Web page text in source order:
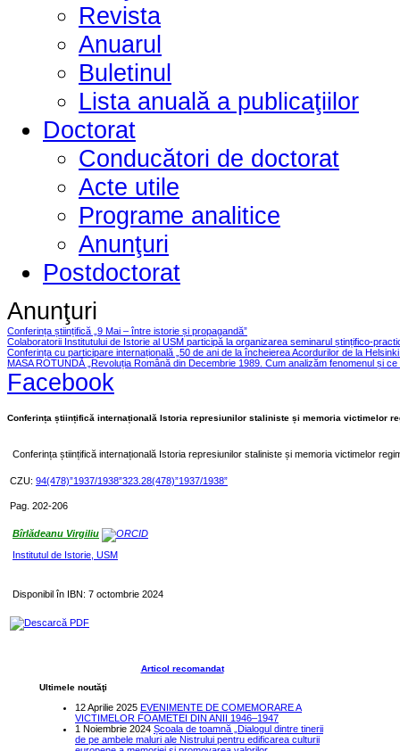
Revista
Anuarul
Buletinul
Lista anuală a publicaţiilor
Doctorat
Conducători de doctorat
Acte utile
Programe analitice
Anunţuri
Postdoctorat
Anunţuri
Conferința științifică „9 Mai – între istorie și propagandă”
Colaboratorii Institutului de Istorie al USM participă la organizarea seminarul ștințifico-
Conferința cu participare internațională „50 de ani de la încheierea Acordurilor de la
MASA ROTUNDĂ „Revoluția Română din Decembrie 1989. Cum analizăm fenomenul și ce
Facebook
Conferința științifică internațională Istoria represiunilor staliniste și memoria victimelor
Conferința științifică internațională Istoria represiunilor staliniste și memoria victimelor
CZU: 94(478)”1937/1938”323.28(478)”1937/1938”
Pag. 202-206
Bîrlădeanu Virgiliu
Institutul de Istorie, USM
Disponibil în IBN: 7 octombrie 2024
Descarcă PDF
Articol recomandat
Ultimele noutăţi
12 Aprilie 2025 EVENIMENTE DE COMEMORARE A
VICTIMELOR FOAMETEI DIN ANII 1946–1947
1 Noiembrie 2024 Școala de toamnă „Dialogul dintre tinerii
de pe ambele maluri ale Nistrului pentru edificarea culturii